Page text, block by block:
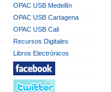
OPAC USB Medellín
OPAC USB Cartagena
OPAC USB Cali
Recursos Digitales
Libros Electrónicos